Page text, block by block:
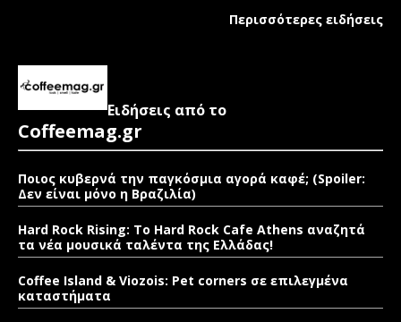
Περισσότερες ειδήσεις
Ειδήσεις από το
Coffeemag.gr
Ποιος κυβερνά την παγκόσμια αγορά καφέ; (Spoiler:
Δεν είναι μόνο η Βραζιλία)
Hard Rock Rising: Το Hard Rock Cafe Athens αναζητά
τα νέα μουσικά ταλέντα της Ελλάδας!
Coffee Island & Viozois: Pet corners σε επιλεγμένα
καταστήματα